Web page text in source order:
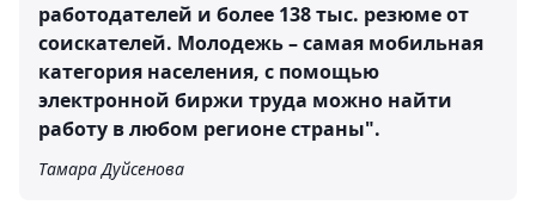
работодателей и более 138 тыс. резюме от
соискателей. Молодежь – самая мобильная
категория населения, с помощью
электронной биржи труда можно найти
работу в любом регионе страны".
Тамара Дуйсенова